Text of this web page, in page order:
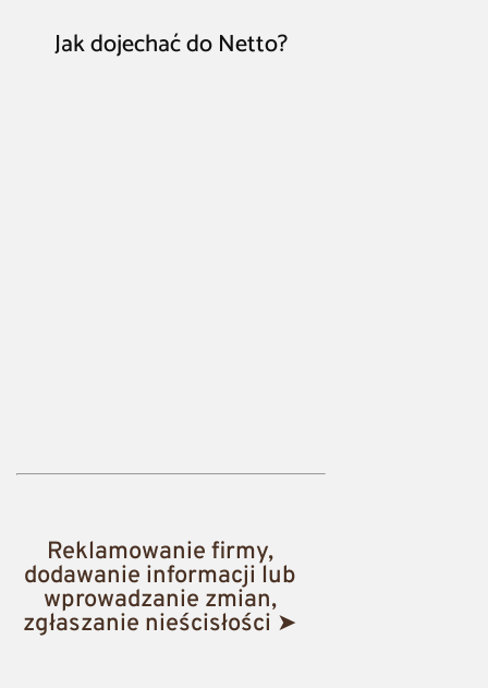
Jak dojechać do Netto?
Reklamowanie firmy,
dodawanie informacji lub
wprowadzanie zmian,
zgłaszanie nieścisłości ➤